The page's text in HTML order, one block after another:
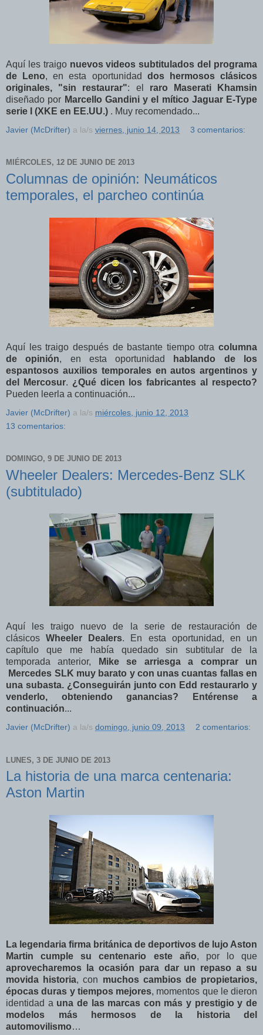
Aquí les traigo nuevos videos subtitulados del programa
de Leno, en esta oportunidad dos hermosos clásicos
originales, "sin restaurar": el
raro Maserati Khamsin
diseñado por Marcello Gandini y el mítico Jaguar E-Type
serie I (XKE en EE.UU.) . Muy recomendado...
Javier (McDrifter) a la/s viernes, junio 14, 2013 3 comentarios:
MIÉRCOLES, 12 DE JUNIO DE 2013
Columnas de opinión: Neumáticos
temporales, el parcheo continúa
Aquí les traigo después de bastante tiempo otra columna
de opinión, en esta oportunidad
hablando de los
espantosos auxilios temporales en autos argentinos y
del Mercosur. ¿Qué dicen los fabricantes al respecto?
Pueden leerla a continuación...
Javier (McDrifter) a la/s miércoles, junio 12, 2013
13 comentarios:
DOMINGO, 9 DE JUNIO DE 2013
Wheeler Dealers: Mercedes-Benz SLK
(subtitulado)
Aquí les traigo nuevo de la serie de restauración de
clásicosWheeler Dealers. En esta oportunidad, en un
capítulo que me había quedado sin subtitular de la
temporada anterior,
Mike se arriesga a comprar un
Mercedes SLK muy barato y con unas cuantas fallas en
una subasta. ¿Conseguirán junto con Edd restaurarlo y
venderlo, obteniendo ganancias? Entérense a
continuación...
Javier (McDrifter) a la/s domingo, junio 09, 2013 2 comentarios:
LUNES, 3 DE JUNIO DE 2013
La historia de una marca centenaria:
Aston Martin
La legendaria firma británica de deportivos de lujo Aston
Martin cumple su centenario este año, por lo que
aprovecharemos la ocasión para dar un repaso a su
movida historia, con muchos cambios de propietarios,
épocas duras y tiempos mejores, momentos que le dieron
identidad a una de las marcas con más y prestigio y de
modelos más hermosos de la historia del
automovilismo…